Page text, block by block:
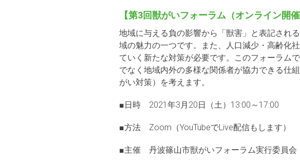
【第3回獣がいフォーラム（オンライン開
地域に与える負の影響から「獣害」と表記され
域の魅力の一つです。また、人口減少・高齢化
ていく新たな対策が必要です。このフォーラム
でなく地域内外の多様な関係者が協力できる仕
がい対策）を考えます。
■日時 2021年3月20日（土）13:00～17:00
■方法 Zoom（YouTubeでLive配信もします）
■主催 丹波篠山市獣がいフォーラム実行委員会